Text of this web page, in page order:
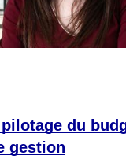
du
gestion